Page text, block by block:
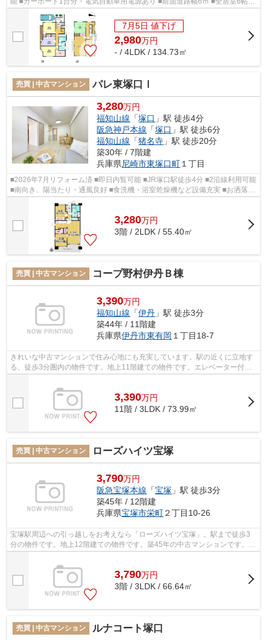
上 ■設備・収納充実 ■リビング・居室...
7月5日 値下げ
2,980万円
- / 4LDK / 134.73㎡
売買 | 中古マンション パレ東塚口Ⅰ
3,280万円
福知山線 「塚口 」駅 徒歩4分
阪急神戸本線 「塚口 」駅 徒歩6分
福知山線 「猪名寺 」駅 徒歩20分
築30年 / 7階建
兵庫県尼崎市東塚口町１丁目
■2026年7月リフォーム済 ■即日内覧可能 ■JR塚口駅徒歩4分 ■2沿線利用可能
■南向き、陽当たり・通風良好 ■食洗機・浴室乾燥機など設備充実 ■お洒落な
デザイナーズマンション ■窓付き・...
3,280万円
3階 / 2LDK / 55.40㎡
売買 | 中古マンション コープ野村伊丹Ｂ棟
3,390万円
福知山線 「伊丹 」駅 徒歩3分
築44年 / 11階建
兵庫県伊丹市東有岡 １丁目18-7
きれいな中古マンションで住み心地にも充実しています。駅の近くに立地す
る、徒歩3分圏内の物件です。地上11階建ての物件です。エレベーター付き
3,390万円
11階 / 3LDK / 73.99㎡
売買 | 中古マンション ローズハイツ宝塚
3,790万円
阪急宝塚本線 「宝塚 」駅 徒歩3分
築45年 / 12階建
兵庫県宝塚市栄町２丁目10-26
宝塚駅周辺への引っ越しをお考えなら「ローズハイツ宝塚」。駅まで徒歩3
分の物件です。地上12階建ての物件です。築45年の中古マンションです。住
3,790万円
3階 / 3LDK / 66.64㎡
売買 | 中古マンション ルナコート塚口